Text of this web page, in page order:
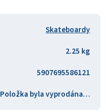
Skateboardy
2.25 kg
5907695586121
Položka byla vyprodána…